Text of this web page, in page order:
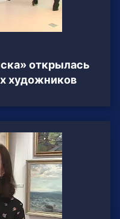
открылась
художников